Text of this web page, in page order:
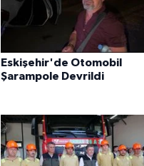
Eskişehir'de Otomobil
Şarampole Devrildi